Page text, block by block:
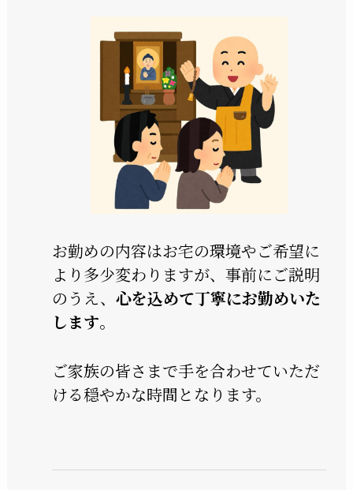
お勤めの内容はお宅の環境やご希望に
より多少変わりますが、事前にご説明
のうえ、 心を込めて丁寧にお勤めいた
します。
ご家族の皆さまで手を合わせていただ
ける穏やかな時間となります。